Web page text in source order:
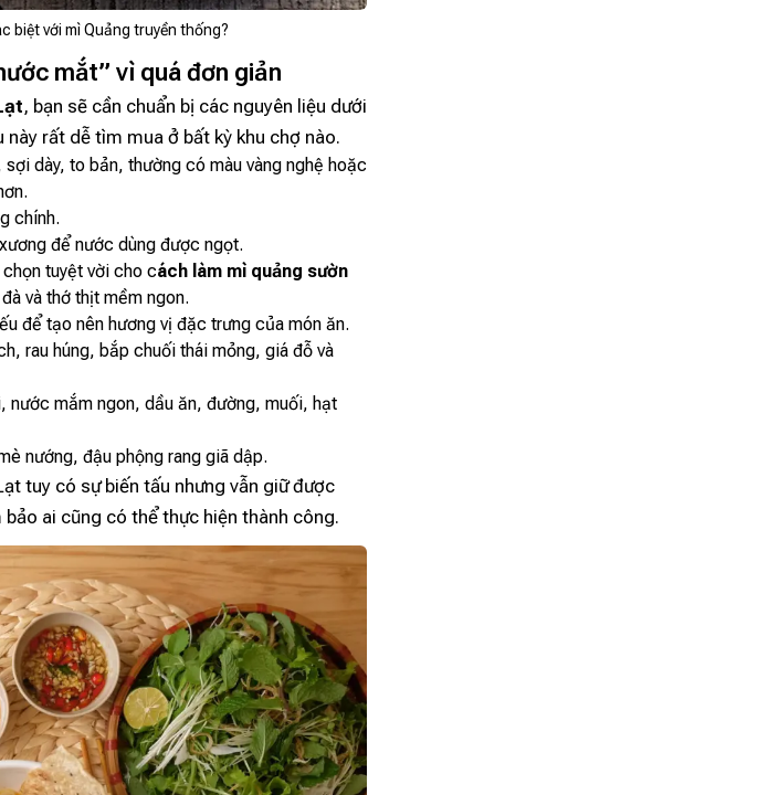
biệt với mì Quảng truyền thống?
mắt” vì quá đơn giản
, bạn sẽ cần chuẩn bị các nguyên liệu dưới
rất dễ tìm mua ở bất kỳ khu chợ nào.
dày, to bản, thường có màu vàng nghệ hoặc
chính.
để nước dùng được ngọt.
tuyệt vời cho cách làm mì quảng sườn
và thớ thịt mềm ngon.
để tạo nên hương vị đặc trưng của món ăn.
rau húng, bắp chuối thái mỏng, giá đỗ và
nước mắm ngon, dầu ăn, đường, muối, hạt
nướng, đậu phộng rang giã dập.
tuy có sự biến tấu nhưng vẫn giữ được
ai cũng có thể thực hiện thành công.